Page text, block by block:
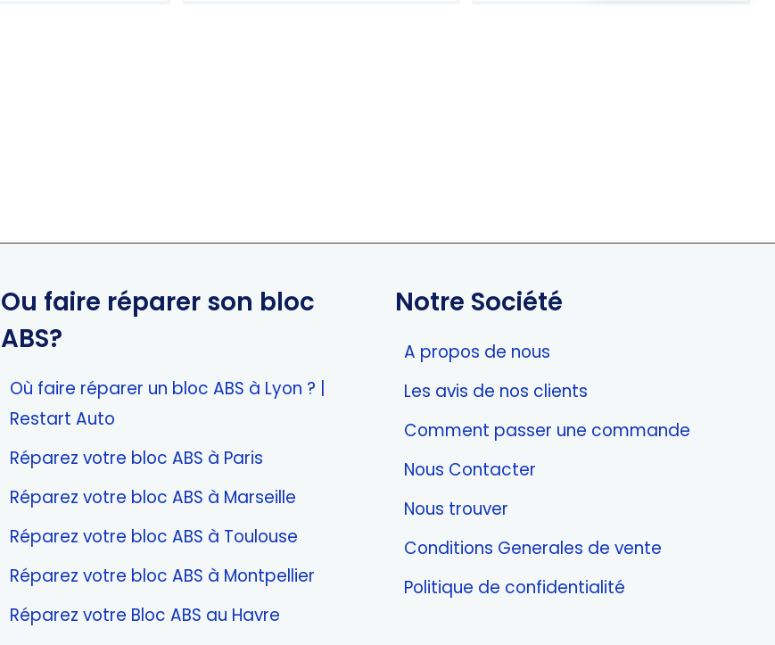
Ou faire réparer son bloc
ABS?
Où faire réparer un bloc ABS à Lyon ? |
Restart Auto
Réparez votre bloc ABS à Paris
Réparez votre bloc ABS à Marseille
Réparez votre bloc ABS à Toulouse
Réparez votre bloc ABS à Montpellier
Réparez votre Bloc ABS au Havre
Notre Société
A propos de nous
Les avis de nos clients
Comment passer une commande
Nous Contacter
Nous trouver
Conditions Generales de vente
Politique de confidentialité